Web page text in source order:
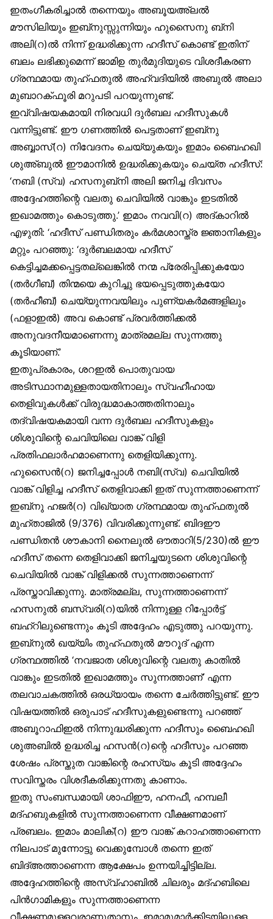
ഇതംഗീകരിച്ചാൽ തന്നെയും അബൂയഅ്‌ലൽ
മൗസിലിയും ഇബ്‌നുസ്സുന്നിയും ഹുസൈനു ബ്‌നി
അലി(റ)ൽ നിന്ന് ഉദ്ധരിക്കുന്ന ഹദീസ് കൊണ്ട് ഇതിന്
ബലം ലഭിക്കുമെന്ന് ജാമിഉ തുർമുദിയുടെ വിശദീകരണ
ഗ്രന്ഥമായ തുഹ്ഫതുൽ അഹ്വദിയിൽ അബുൽ അലാ
മുബാറക്ഫൂരി മറുപടി പറയുന്നുണ്ട്.
ഇവ്വിഷയകമായി നിരവധി ദുർബല ഹദീസുകൾ
വന്നിട്ടുണ്ട്. ഈ ഗണത്തിൽ പെട്ടതാണ് ഇബ്‌നു
അബ്ബാസ്(റ) നിവേദനം ചെയ്യുകയും ഇമാം ബൈഹഖി
ശുഅ്ബുൽ ഈമാനിൽ ഉദ്ധരിക്കുകയും ചെയ്ത ഹദീസ്:
‘നബി (സ്വ) ഹസനുബ്‌നി അലി ജനിച്ച ദിവസം
അദ്ദേഹത്തിന്റെ വലതു ചെവിയിൽ വാങ്കും ഇടതിൽ
ഇഖാമത്തും കൊടുത്തു.’ ഇമാം നവവി(റ) അദ്കാറിൽ
എഴുതി: ‘ഹദീസ് പണ്ഡിതരും കർമശാസ്ത്ര ജ്ഞാനികളും
മറ്റും പറഞ്ഞു: ‘ദുർബലമായ ഹദീസ്
കെട്ടിച്ചമക്കപ്പെട്ടതല്ലെങ്കിൽ നന്മ പ്രേരിപ്പിക്കുകയോ
(തർഗീബ്) തിന്മയെ കുറിച്ചു ഭയപ്പെടുത്തുകയോ
(തർഹീബ്) ചെയ്യുന്നവയിലും പുണ്യകർമങ്ങളിലും
(ഫളാഇൽ) അവ കൊണ്ട് പ്രവർത്തിക്കൽ
അനുവദനീയമാണെന്നു മാത്രമല്ല സുന്നത്തു
കൂടിയാണ്.’
ഇതുപ്രകാരം, ശറഇൽ പൊതുവായ
അടിസ്ഥാനമുള്ളതായതിനാലും സ്വഹീഹായ
തെളിവുകൾക്ക് വിരുദ്ധമാകാത്തതിനാലും
തദ്വിഷയകമായി വന്ന ദുർബല ഹദീസുകളും
ശിശുവിന്റെ ചെവിയിലെ വാങ്ക് വിളി
പ്രതിഫലാർഹമാണെന്നു തെളിയിക്കുന്നു.
ഹുസൈൻ(റ) ജനിച്ചപ്പോൾ നബി(സ്വ) ചെവിയിൽ
വാങ്ക് വിളിച്ച ഹദീസ് തെളിവാക്കി ഇത് സുന്നത്താണെന്ന്
ഇബ്‌നു ഹജർ(റ) വിഖ്യാത ഗ്രന്ഥമായ തുഹ്ഫതുൽ
മുഹ്താജിൽ (9/376) വിവരിക്കുന്നുണ്ട്. ബിദഈ
പണ്ഡിതൻ ശൗകാനി നൈലുൽ ഔതാറി(5/230)ൽ ഈ
ഹദീസ് തന്നെ തെളിവാക്കി ജനിച്ചയുടനെ ശിശുവിന്റെ
ചെവിയിൽ വാങ്ക് വിളിക്കൽ സുന്നത്താണെന്ന്
പ്രസ്താവിക്കുന്നു. മാത്രമല്ല, സുന്നത്താണെന്ന്
ഹസനുൽ ബസ്വരി(റ)യിൽ നിന്നുള്ള റിപ്പോർട്ട്
ബഹ്‌റിലുണ്ടെന്നും കൂടി അദ്ദേഹം എടുത്തു പറയുന്നു.
ഇബ്‌നുൽ ഖയ്യിം തുഹ്ഫതുൽ മൗറൂദ് എന്ന
ഗ്രന്ഥത്തിൽ ‘നവജാത ശിശുവിന്റെ വലതു കാതിൽ
വാങ്കും ഇടതിൽ ഇഖാമത്തും സുന്നത്താണ്’ എന്ന
തലവാചകത്തിൽ ഒരധ്യായം തന്നെ ചേർത്തിട്ടുണ്ട്. ഈ
വിഷയത്തിൽ ഒരുപാട് ഹദീസുകളുണ്ടെന്നു പറഞ്ഞ്
അബൂറാഫിഇൽ നിന്നുദ്ധരിക്കുന്ന ഹദീസും ബൈഹഖി
ശുഅബിൽ ഉദ്ധരിച്ച ഹസൻ(റ)ന്റെ ഹദീസും പറഞ്ഞ
ശേഷം പ്രസ്തുത വാങ്കിന്റെ രഹസ്യം കൂടി അദ്ദേഹം
സവിസ്തരം വിശദീകരിക്കുന്നതു കാണാം.
ഇതു സംബന്ധമായി ശാഫിഈ, ഹനഫീ, ഹമ്പലീ
മദ്ഹബുകളിൽ സുന്നത്താണെന്ന വീക്ഷണമാണ്
പ്രബലം. ഇമാം മാലിക്(റ) ഈ വാങ്ക് കറാഹത്താണെന്ന
നിലപാട് മുന്നോട്ടു വെക്കുമ്പോൾ തന്നെ ഇത്
ബിദ്അത്താണെന്ന ആക്ഷേപം ഉന്നയിച്ചിട്ടില്ല.
അദ്ദേഹത്തിന്റെ അസ്വ്ഹാബിൽ ചിലരും മദ്ഹബിലെ
പിൻഗാമികളും സുന്നത്താണെന്ന
വീക്ഷണമുള്ളവരാണുതാനും. ഇമാമുമാർക്കിടയിലുള്ള